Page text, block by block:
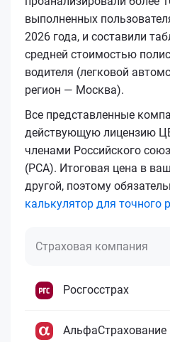
выполненных
2026 года, и составили
средней стоимостью
водителя (легковой
регион — Москва).
Все представленные
действующую лицензию
членами Российского
(РСА). Итоговая цена в
другой, поэтому
калькулятор для точного
Страховая компания
Росгосстрах
АльфаСтрахование